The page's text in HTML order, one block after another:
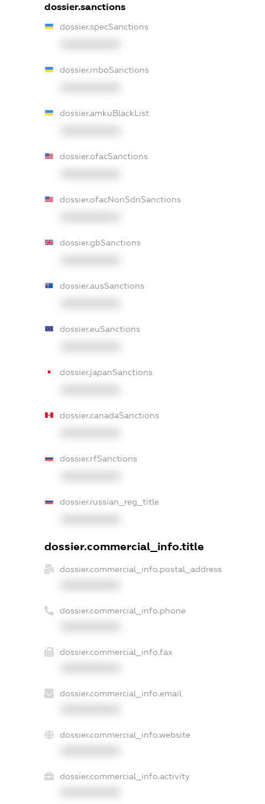
dossier.sanctions
dossier.specSanctions
dossier.rnboSanctions
dossier.amkuBlackList
dossier.ofacSanctions
dossier.ofacNonSdnSanctions
dossier.gbSanctions
dossier.ausSanctions
dossier.euSanctions
dossier.japanSanctions
dossier.canadaSanctions
dossier.rfSanctions
dossier.russian_reg_title
dossier.commercial_info.title
dossier.commercial_info.postal_address
dossier.commercial_info.phone
dossier.commercial_info.fax
dossier.commercial_info.email
dossier.commercial_info.website
dossier.commercial_info.activity